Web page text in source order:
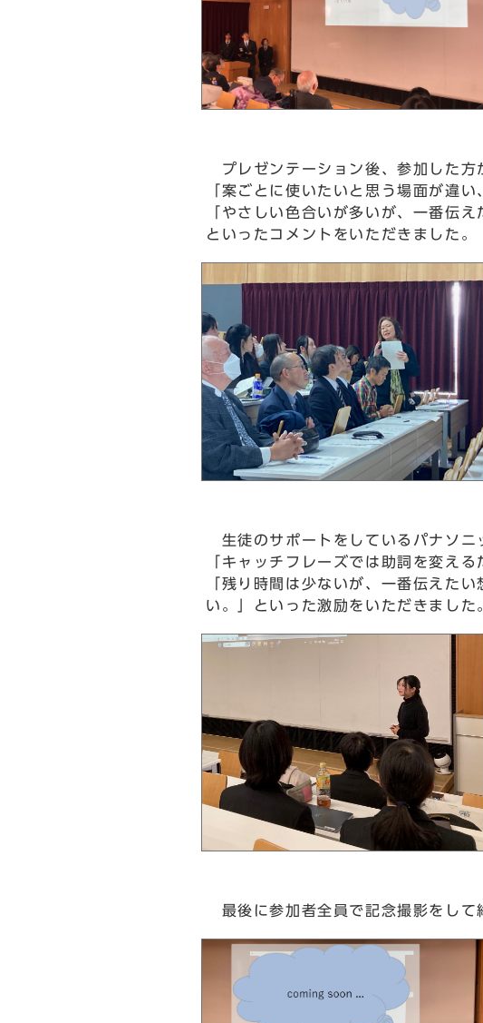
プレゼンテーション後、参加した方
「案ごとに使いたいと思う場面が違
「やさしい色合いが多いが、一番伝
といったコメントをいただきました。
生徒のサポートをしているパナソニ
「キャッチフレーズでは助詞を変え
「残り時間は少ないが、一番伝えた
い。」といった激励をいただきました
最後に参加者全員で記念撮影をして